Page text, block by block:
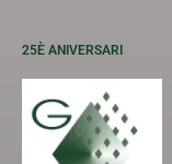
25È ANIVERSARI